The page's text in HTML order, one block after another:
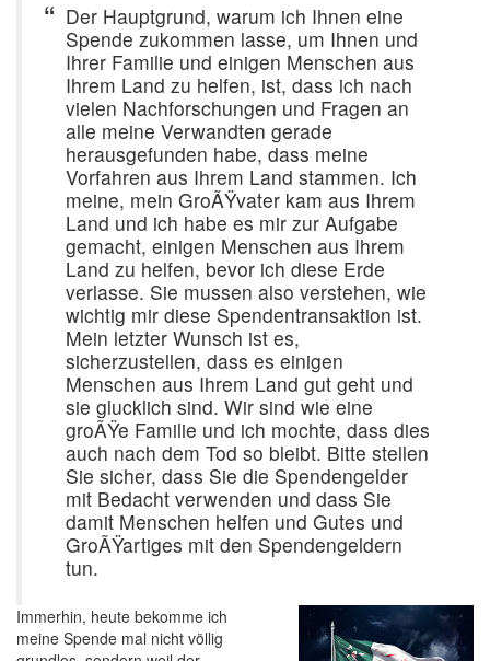
Der Hauptgrund, warum ich Ihnen eine
Spende zukommen lasse, um Ihnen und
Ihrer Familie und einigen Menschen aus
Ihrem Land zu helfen, ist, dass ich nach
vielen Nachforschungen und Fragen an
alle meine Verwandten gerade
herausgefunden habe, dass meine
Vorfahren aus Ihrem Land stammen. Ich
meine, mein GroÃŸvater kam aus Ihrem
Land und ich habe es mir zur Aufgabe
gemacht, einigen Menschen aus Ihrem
Land zu helfen, bevor ich diese Erde
verlasse. Sie mussen also verstehen, wie
wichtig mir diese Spendentransaktion ist.
Mein letzter Wunsch ist es,
sicherzustellen, dass es einigen
Menschen aus Ihrem Land gut geht und
sie glucklich sind. Wir sind wie eine
groÃŸe Familie und ich mochte, dass dies
auch nach dem Tod so bleibt. Bitte stellen
Sie sicher, dass Sie die Spendengelder
mit Bedacht verwenden und dass Sie
damit Menschen helfen und Gutes und
GroÃŸartiges mit den Spendengeldern
tun.
Immerhin, heute bekomme ich
meine Spende mal nicht völlig